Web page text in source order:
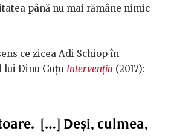
până nu mai rămâne nimic
ce zicea Adi Schiop în
lui Dinu Guțu Intervenția (2017):
[…] Deși, culmea,